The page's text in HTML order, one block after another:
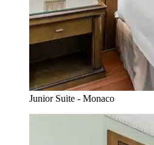
Junior Suite - Monaco